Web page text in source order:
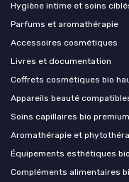
Hygiène intime et soins
Parfums et aromathérapie
Accessoires cosmétiques
Livres et documentation
Coffrets cosmétiques bio
Appareils beauté
Soins capillaires bio premium
Aromathérapie et
Équipements esthétiques bio
Compléments alimentaires